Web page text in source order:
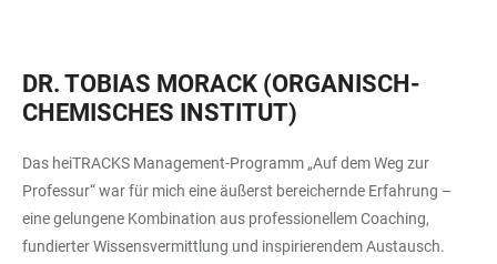
DR. TOBIAS MORACK (ORGANISCH-
CHEMISCHES INSTITUT)
Das heiTRACKS Management-Programm „Auf dem Weg zur
Professur“ war für mich eine äußerst bereichernde Erfahrung –
eine gelungene Kombination aus professionellem Coaching,
fundierter Wissensvermittlung und inspirierendem Austausch.